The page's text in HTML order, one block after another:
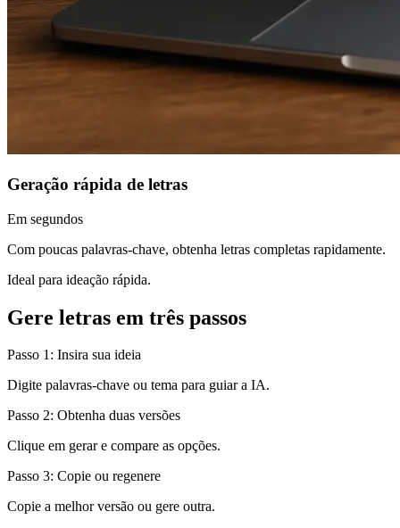
Geração rápida de letras
Em segundos
Com poucas palavras-chave, obtenha letras completas rapidamente.
Ideal para ideação rápida.
Gere letras em três passos
Passo 1: Insira sua ideia
Digite palavras-chave ou tema para guiar a IA.
Passo 2: Obtenha duas versões
Clique em gerar e compare as opções.
Passo 3: Copie ou regenere
Copie a melhor versão ou gere outra.